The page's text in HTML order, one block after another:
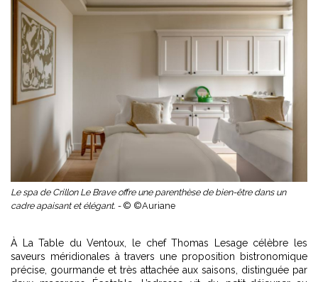
Le spa de Crillon Le Brave offre une parenthèse de bien-être dans un
cadre apaisant et élégant. - © ©Auriane
À La Table du Ventoux, le chef Thomas Lesage célèbre les
saveurs méridionales à travers une proposition bistronomique
précise, gourmande et très attachée aux saisons, distinguée par